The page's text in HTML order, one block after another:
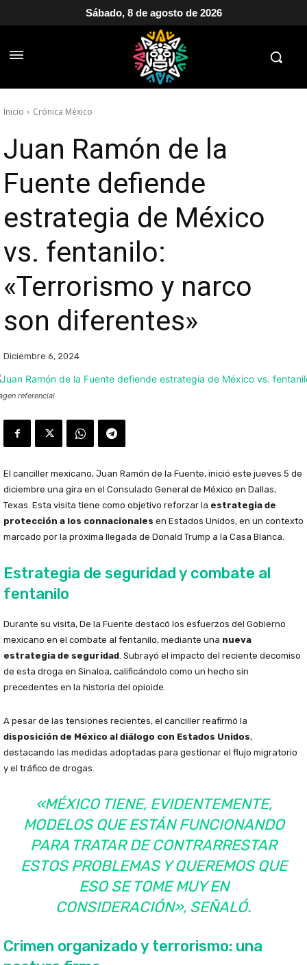
Sábado, 8 de agosto de 2026
Inicio Crónica México
Juan Ramón de la
Fuente defiende
estrategia de México
vs. fentanilo:
«Terrorismo y narco
son diferentes»
Diciembre 6, 2024
referencial
El canciller mexicano, Juan Ramón de la Fuente, inició este jueves 5 de
diciembre una gira en el Consulado General de México en Dallas,
Texas. Esta visita tiene como objetivo reforzar la estrategia de
protección a los connacionales en Estados Unidos, en un contexto
marcado por la próxima llegada de Donald Trump a la Casa Blanca.
Estrategia de seguridad y combate al
fentanilo
Durante su visita, De la Fuente destacó los esfuerzos del Gobierno
mexicano en el combate al fentanilo, mediante una nueva
estrategia de seguridad. Subrayó el impacto del reciente decomiso
de esta droga en Sinaloa, calificándolo como un hecho sin
precedentes en la historia del opioide.
A pesar de las tensiones recientes, el canciller reafirmó la
disposición de México al diálogo con Estados Unidos,
destacando las medidas adoptadas para gestionar el flujo migratorio
y el tráfico de drogas.
«MÉXICO TIENE, EVIDENTEMENTE,
MODELOS QUE ESTÁN FUNCIONANDO
PARA TRATAR DE CONTRARRESTAR
ESTOS PROBLEMAS Y QUEREMOS QUE
ESO SE TOME MUY EN
CONSIDERACIÓN», SEÑALÓ.
Crimen organizado y terrorismo: una